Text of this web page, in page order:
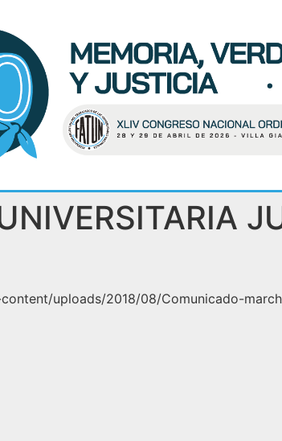
uploads/2018/08/Comunicado-